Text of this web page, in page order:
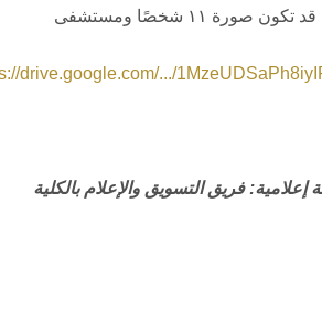
drive.google.com/.../
إعلامية: فريق التسويق والإعلام بالكلية